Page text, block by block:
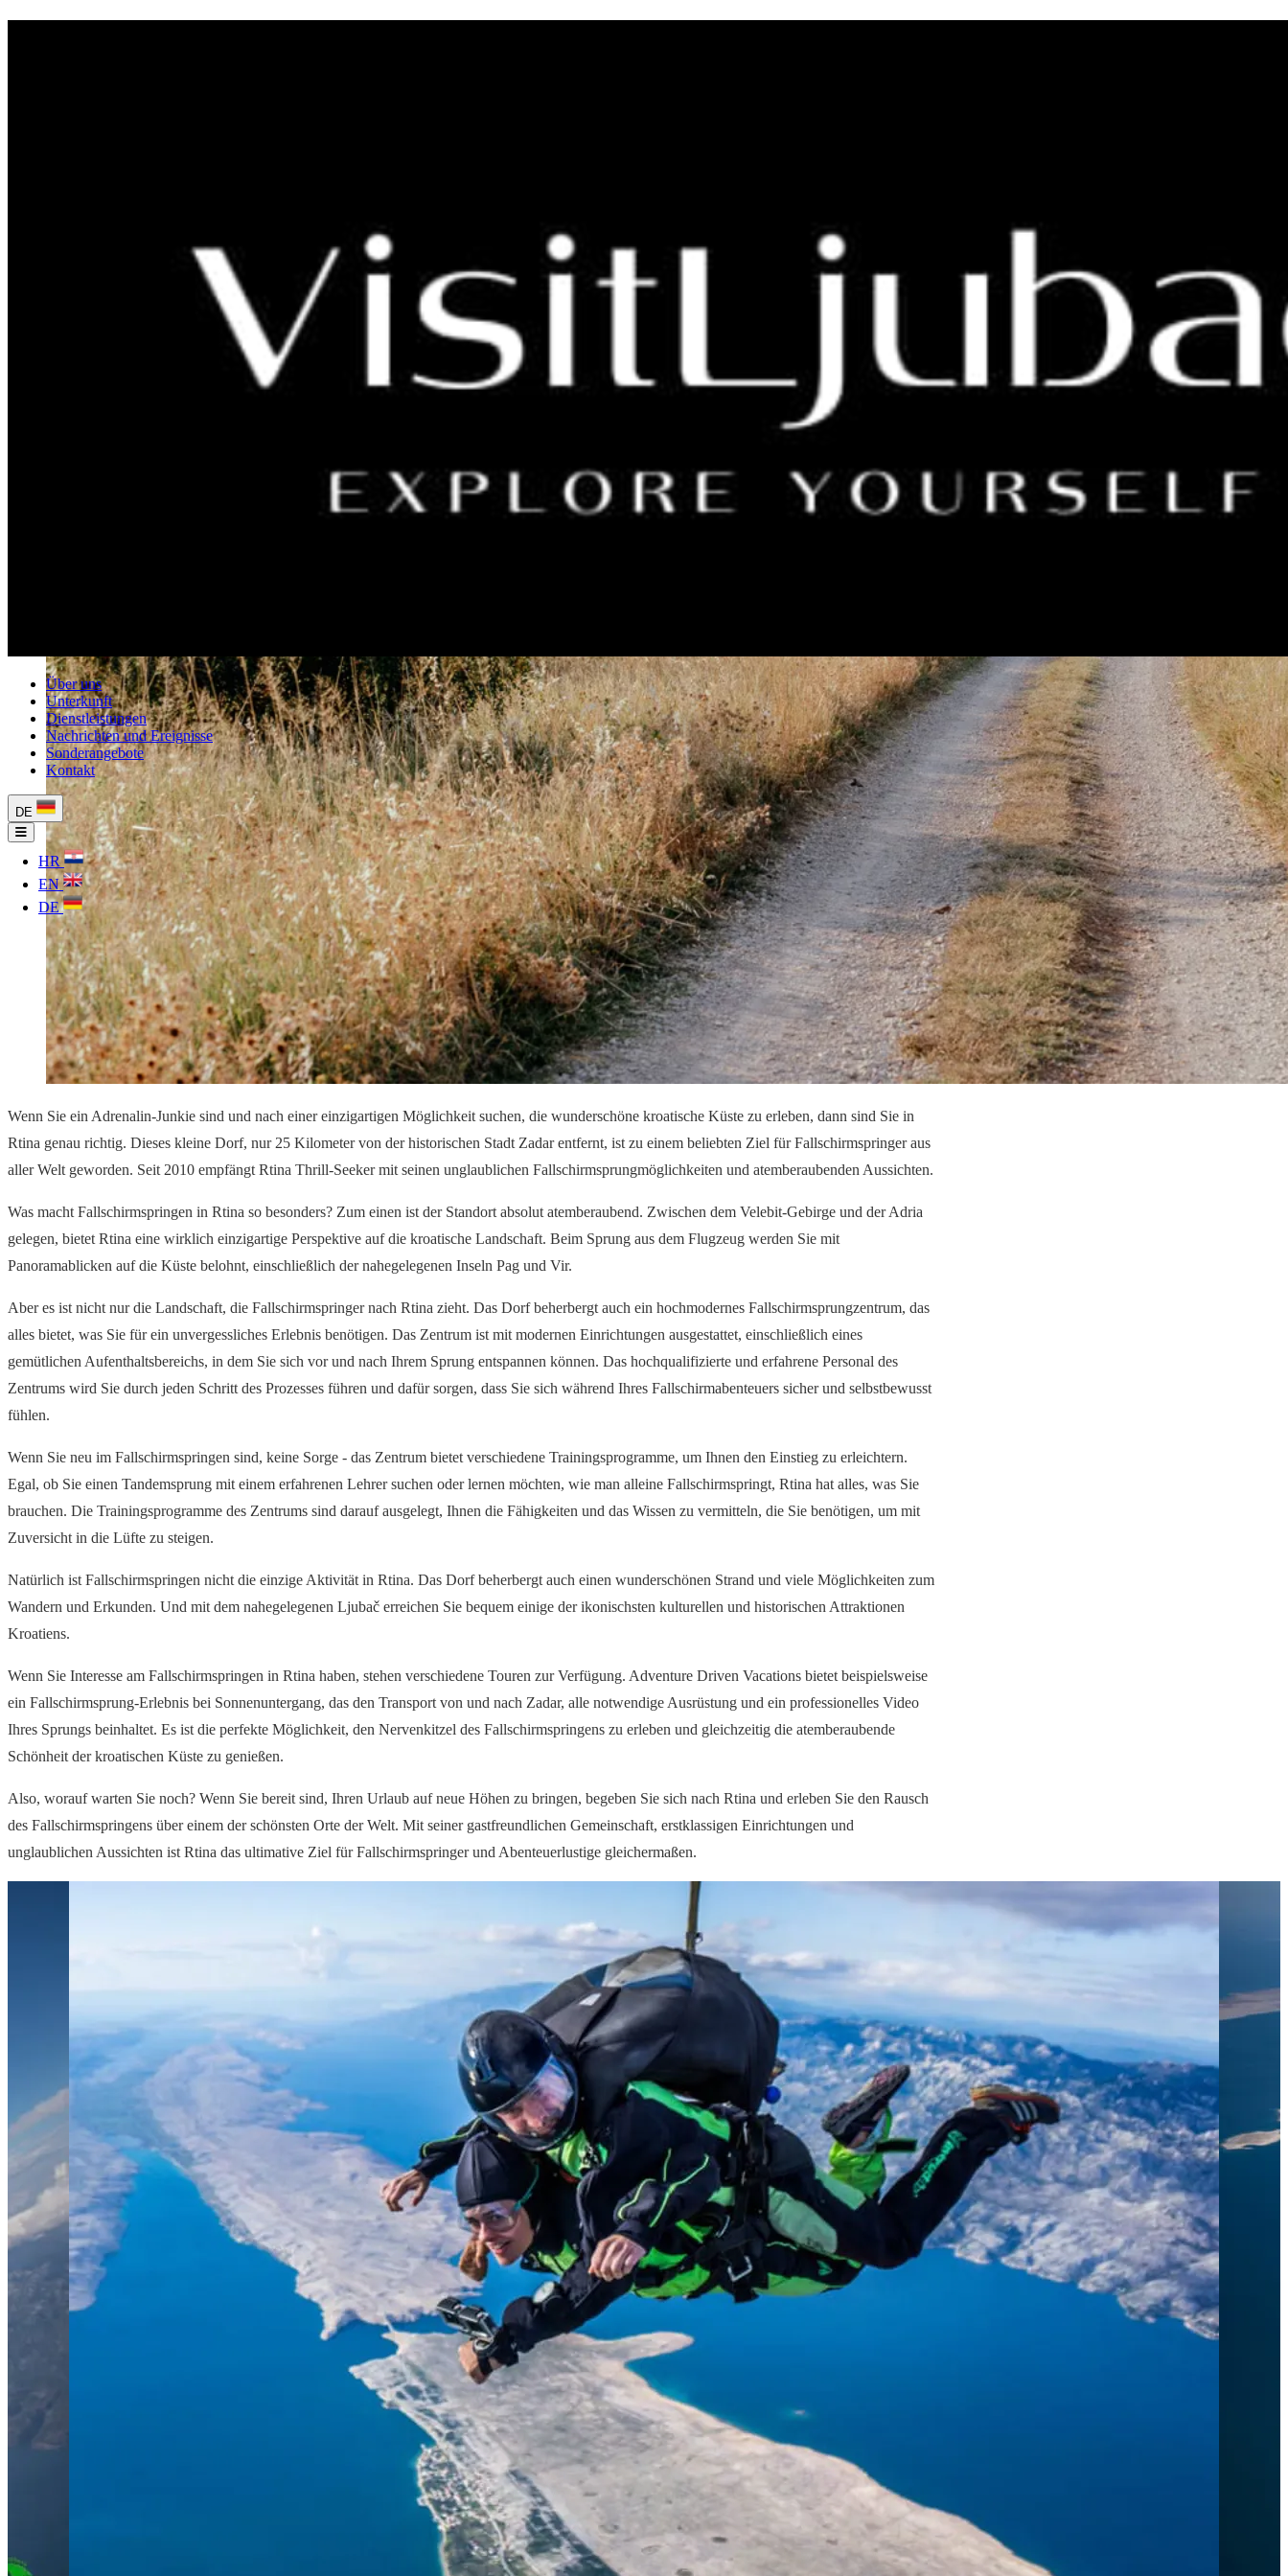
Über uns
Unterkunft
Dienstleistungen
Nachrichten und Ereignisse
Sonderangebote
Kontakt
DE
HR
EN
DE
Wenn Sie ein Adrenalin-Junkie sind und nach einer einzigartigen Möglichkeit suchen, die wunderschöne kroatische Küste zu erleben, dann sind Sie in
Rtina genau richtig. Dieses kleine Dorf, nur 25 Kilometer von der historischen Stadt Zadar entfernt, ist zu einem beliebten Ziel für Fallschirmspringer aus
aller Welt geworden. Seit 2010 empfängt Rtina Thrill-Seeker mit seinen unglaublichen Fallschirmsprungmöglichkeiten und atemberaubenden Aussichten.
Was macht Fallschirmspringen in Rtina so besonders? Zum einen ist der Standort absolut atemberaubend. Zwischen dem Velebit-Gebirge und der Adria
gelegen, bietet Rtina eine wirklich einzigartige Perspektive auf die kroatische Landschaft. Beim Sprung aus dem Flugzeug werden Sie mit
Panoramablicken auf die Küste belohnt, einschließlich der nahegelegenen Inseln Pag und Vir.
Aber es ist nicht nur die Landschaft, die Fallschirmspringer nach Rtina zieht. Das Dorf beherbergt auch ein hochmodernes Fallschirmsprungzentrum, das
alles bietet, was Sie für ein unvergessliches Erlebnis benötigen. Das Zentrum ist mit modernen Einrichtungen ausgestattet, einschließlich eines
gemütlichen Aufenthaltsbereichs, in dem Sie sich vor und nach Ihrem Sprung entspannen können. Das hochqualifizierte und erfahrene Personal des
Zentrums wird Sie durch jeden Schritt des Prozesses führen und dafür sorgen, dass Sie sich während Ihres Fallschirmabenteuers sicher und selbstbewusst
fühlen.
Wenn Sie neu im Fallschirmspringen sind, keine Sorge - das Zentrum bietet verschiedene Trainingsprogramme, um Ihnen den Einstieg zu erleichtern.
Egal, ob Sie einen Tandemsprung mit einem erfahrenen Lehrer suchen oder lernen möchten, wie man alleine Fallschirmspringt, Rtina hat alles, was Sie
brauchen. Die Trainingsprogramme des Zentrums sind darauf ausgelegt, Ihnen die Fähigkeiten und das Wissen zu vermitteln, die Sie benötigen, um mit
Zuversicht in die Lüfte zu steigen.
Natürlich ist Fallschirmspringen nicht die einzige Aktivität in Rtina. Das Dorf beherbergt auch einen wunderschönen Strand und viele Möglichkeiten zum
Wandern und Erkunden. Und mit dem nahegelegenen Ljubač erreichen Sie bequem einige der ikonischsten kulturellen und historischen Attraktionen
Kroatiens.
Wenn Sie Interesse am Fallschirmspringen in Rtina haben, stehen verschiedene Touren zur Verfügung. Adventure Driven Vacations bietet beispielsweise
ein Fallschirmsprung-Erlebnis bei Sonnenuntergang, das den Transport von und nach Zadar, alle notwendige Ausrüstung und ein professionelles Video
Ihres Sprungs beinhaltet. Es ist die perfekte Möglichkeit, den Nervenkitzel des Fallschirmspringens zu erleben und gleichzeitig die atemberaubende
Schönheit der kroatischen Küste zu genießen.
Also, worauf warten Sie noch? Wenn Sie bereit sind, Ihren Urlaub auf neue Höhen zu bringen, begeben Sie sich nach Rtina und erleben Sie den Rausch
des Fallschirmspringens über einem der schönsten Orte der Welt. Mit seiner gastfreundlichen Gemeinschaft, erstklassigen Einrichtungen und
unglaublichen Aussichten ist Rtina das ultimative Ziel für Fallschirmspringer und Abenteuerlustige gleichermaßen.